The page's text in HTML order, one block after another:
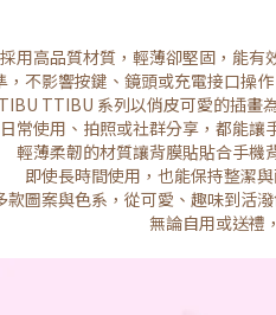
用高品質材質，輕薄卻堅固，能
，不影響按鍵、鏡頭或充電接口操
TTIBU 系列以俏皮可愛的插畫
常使用、拍照或社群分享，都能
輕薄柔韌的材質讓背膜貼貼合手機
即使長時間使用，也能保持整潔
款圖案與色系，從可愛、趣味到活
無論自用或送禮